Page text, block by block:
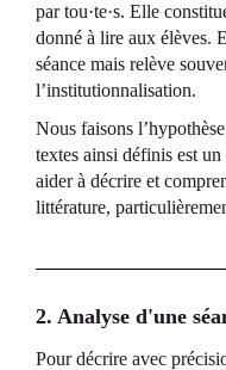
par tou·te·s. Elle
donné à lire aux élèves.
séance mais relève
l’institutionnalisation.
Nous faisons
textes ainsi définis est
aider à décrire et
littérature,
2. Analyse d'une
Pour décrire avec